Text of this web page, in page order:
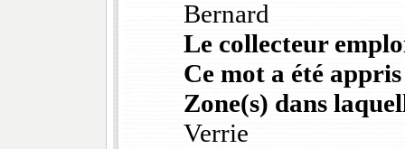
Bernard
Le collecteur
Ce mot a été
Zone(s) dans
Verrie